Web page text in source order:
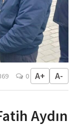
0 A+ A-
Aydın